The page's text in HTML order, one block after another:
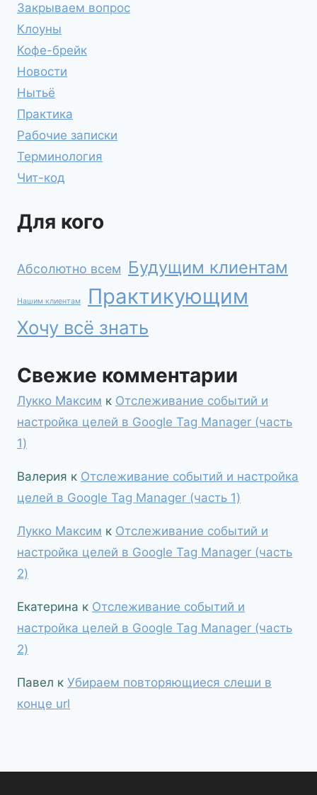
Закрываем вопрос
Клоуны
Кофе-брейк
Новости
Нытьё
Практика
Рабочие записки
Терминология
Чит-код
Для кого
Абсолютно всем Будущим клиентам
Нашим клиентам Практикующим
Хочу всё знать
Свежие комментарии
Лукко Максим к Отслеживание событий и
настройка целей в Google Tag Manager (часть
1)
Валерия к Отслеживание событий и настройка
целей в Google Tag Manager (часть 1)
Лукко Максим к Отслеживание событий и
настройка целей в Google Tag Manager (часть
2)
Екатерина к Отслеживание событий и
настройка целей в Google Tag Manager (часть
2)
Павел к Убираем повторяющиеся слеши в
конце url